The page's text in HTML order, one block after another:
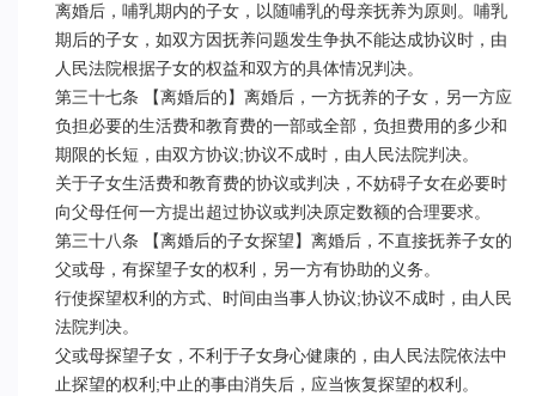
离婚后，哺乳期内的子女，以随哺乳的母亲抚养为原则。哺乳
期后的子女，如双方因抚养问题发生争执不能达成协议时，由
人民法院根据子女的权益和双方的具体情况判决。
第三十七条 【离婚后的】离婚后，一方抚养的子女，另一方应
负担必要的生活费和教育费的一部或全部，负担费用的多少和
期限的长短，由双方协议;协议不成时，由人民法院判决。
关于子女生活费和教育费的协议或判决，不妨碍子女在必要时
向父母任何一方提出超过协议或判决原定数额的合理要求。
第三十八条 【离婚后的子女探望】离婚后，不直接抚养子女的
父或母，有探望子女的权利，另一方有协助的义务。
行使探望权利的方式、时间由当事人协议;协议不成时，由人民
法院判决。
父或母探望子女，不利于子女身心健康的，由人民法院依法中
止探望的权利;中止的事由消失后，应当恢复探望的权利。